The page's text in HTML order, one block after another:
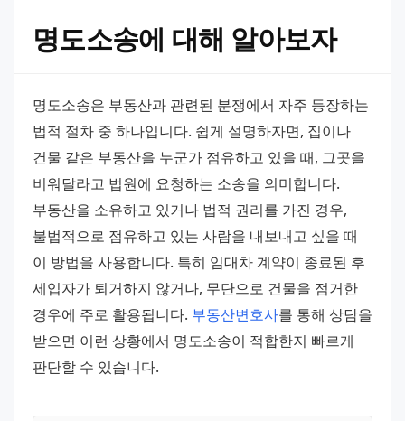
명도소송에 대해 알아보자
명도소송은 부동산과 관련된 분쟁에서 자주 등장하는
법적 절차 중 하나입니다. 쉽게 설명하자면, 집이나
건물 같은 부동산을 누군가 점유하고 있을 때, 그곳을
비워달라고 법원에 요청하는 소송을 의미합니다.
부동산을 소유하고 있거나 법적 권리를 가진 경우,
불법적으로 점유하고 있는 사람을 내보내고 싶을 때
이 방법을 사용합니다. 특히 임대차 계약이 종료된 후
세입자가 퇴거하지 않거나, 무단으로 건물을 점거한
경우에 주로 활용됩니다. 부동산변호사를 통해 상담을
받으면 이런 상황에서 명도소송이 적합한지 빠르게
판단할 수 있습니다.